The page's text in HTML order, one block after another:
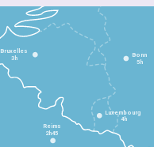
Reims
2h45
Bruxelles
3h Bonn
5h
Luxembourg
4h